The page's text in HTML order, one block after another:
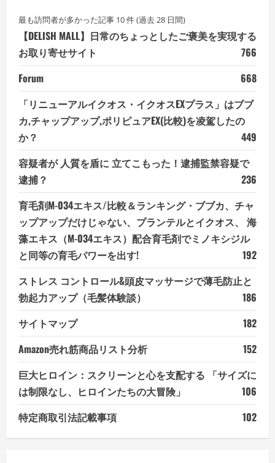
最も訪問者が多かった記事 10 件 (過去 28 日間)
【DELISH MALL】日常のちょっとしたご褒美を実現する
お取り寄せサイト
766
Forum
668
「リニューアルイクオス・イクオスEXプラス」はブブ
カ,チャップアップ,ポリピュアEX(比較)を凌駕したの
か？
449
容疑者が 人質を盾に 立てこもった！逮捕監禁容疑で
逮捕？
236
育毛剤M-034エキス/比較＆ランキング・ブブカ、チャ
ップアップだけじゃない、プランテルとイクオス、 海
藻エキス（M-034エキス）配合育毛剤でミノキシジル
と同等の育毛パワーを出す!
192
ストレス コントロール&頭皮マッサージで薄毛防止と
勃起力アップ（毛髪体験談）
186
サイトマップ
182
Amazon売れ筋商品リスト分析
152
巨大ヒロイン：スクリーンと心を支配する 「サイズに
は制限なし、ヒロインたちの大冒険」
106
特定商取引法記載事項
102